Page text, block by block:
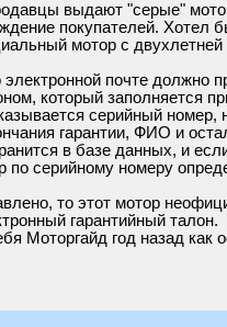
выдают "серые"
покупателей. Хотел
мотор с двухлетней
почте должно
который заполняется
серийный
гарантии, ФИО и
в базе данных, и
по серийному номеру
то этот мотор
гарантийный талон.
Моторгайд год назад